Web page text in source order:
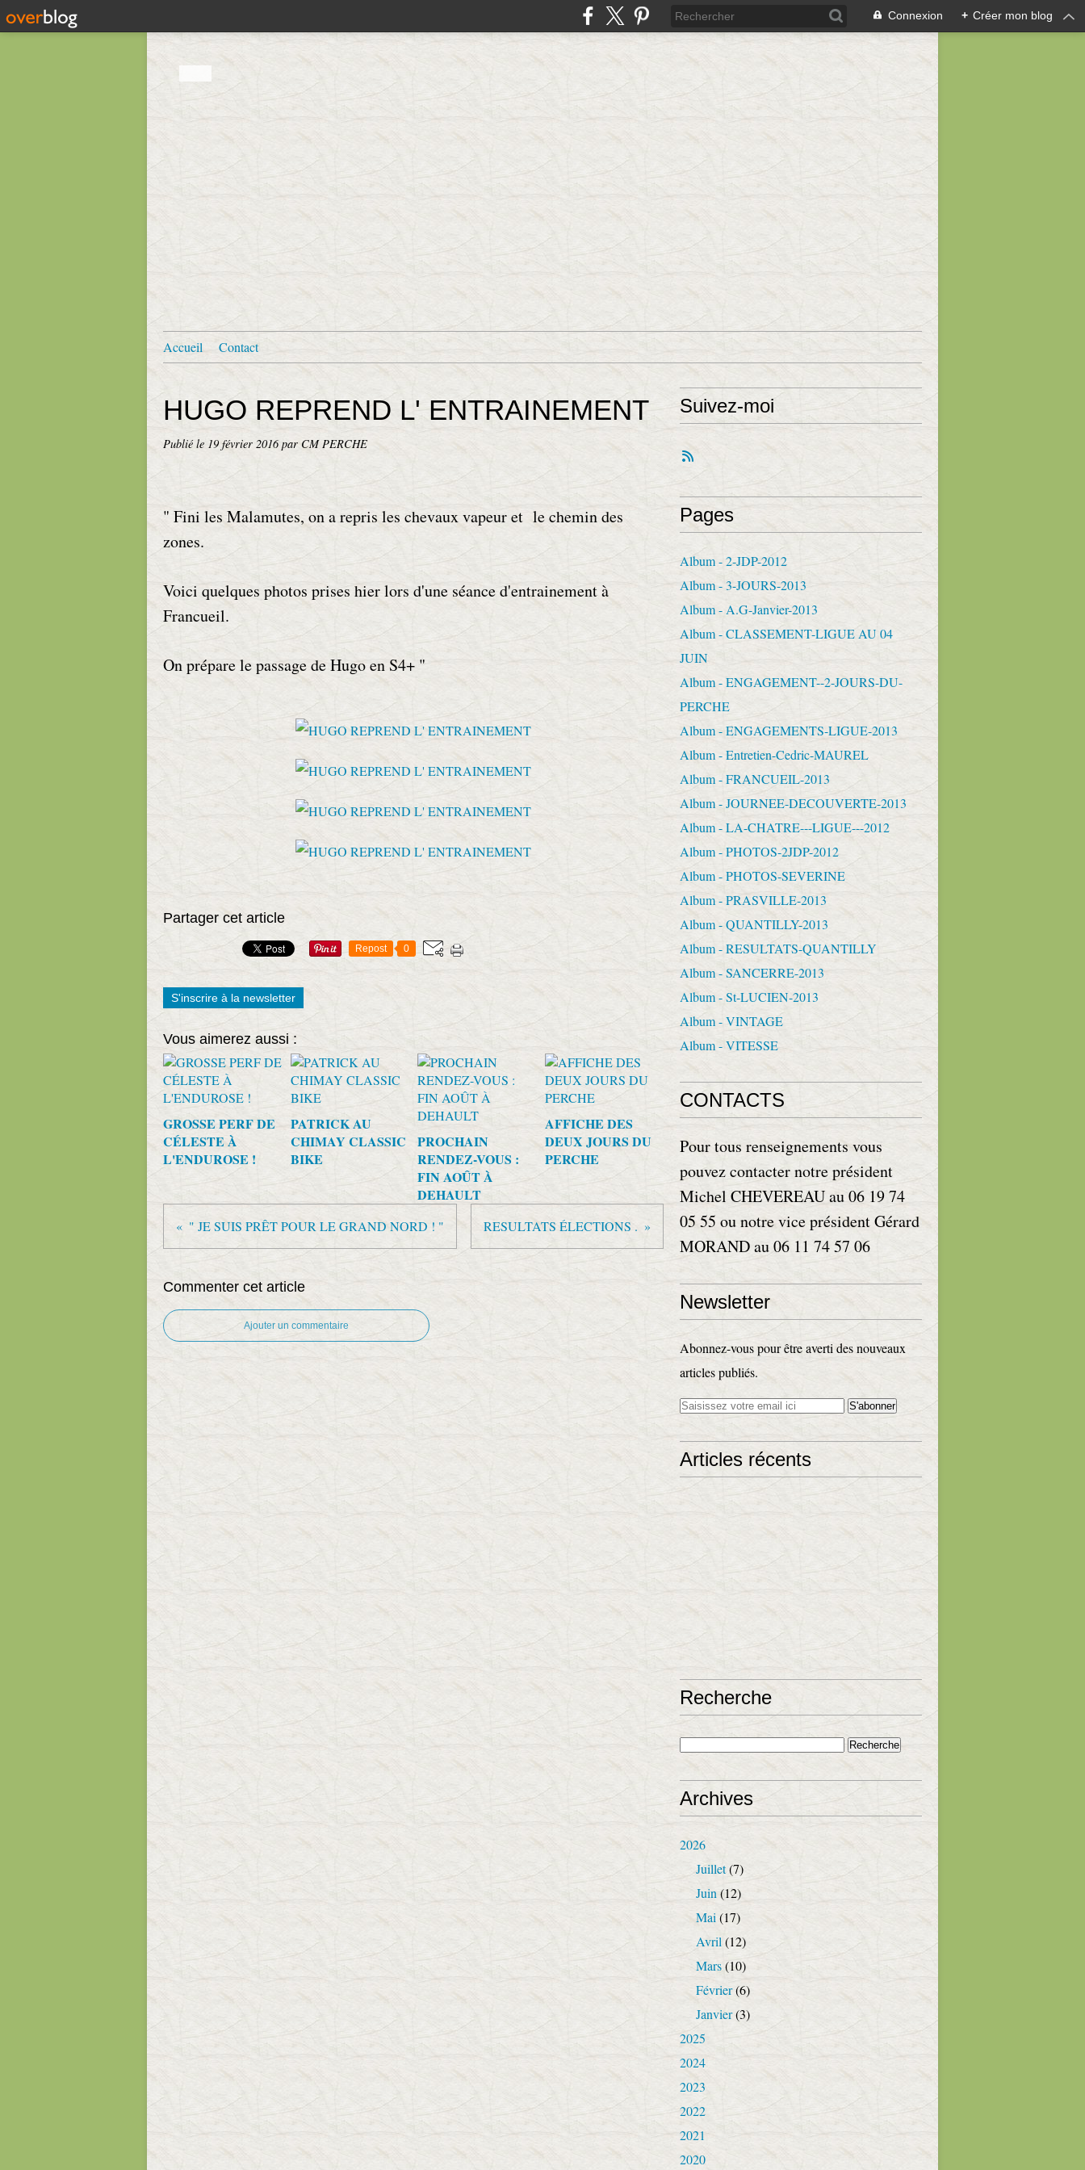
Connexion + Créer mon blog
Accueil Contact
HUGO REPREND L' ENTRAINEMENT
Publié le 19 février 2016par CM PERCHE
" Fini les Malamutes, on a repris les chevaux vapeur et le chemin des
zones.
Voici quelques photos prises hier lors d'une séance d'entrainement à
Francueil.
On prépare le passage de Hugo en S4+ "
Partager cet article
Repost 0
S'inscrire à la newsletter
Vous aimerez aussi :
GROSSE PERF DE
CÉLESTE À
L'ENDUROSE !
PATRICK AU
CHIMAY CLASSIC
BIKE
PROCHAIN
RENDEZ-VOUS :
FIN AOÛT À
DEHAULT
AFFICHE DES
DEUX JOURS DU
PERCHE
" JE SUIS PRÊT POUR LE GRAND NORD ! " RESULTATS ÉLECTIONS .
Commenter cet article
Ajouter un commentaire
Suivez-moi
Pages
Album - 2-JDP-2012
Album - 3-JOURS-2013
Album - A.G-Janvier-2013
Album - CLASSEMENT-LIGUE AU 04
JUIN
Album - ENGAGEMENT--2-JOURS-DU-
PERCHE
Album - ENGAGEMENTS-LIGUE-2013
Album - Entretien-Cedric-MAUREL
Album - FRANCUEIL-2013
Album - JOURNEE-DECOUVERTE-2013
Album - LA-CHATRE---LIGUE---2012
Album - PHOTOS-2JDP-2012
Album - PHOTOS-SEVERINE
Album - PRASVILLE-2013
Album - QUANTILLY-2013
Album - RESULTATS-QUANTILLY
Album - SANCERRE-2013
Album - St-LUCIEN-2013
Album - VINTAGE
Album - VITESSE
CONTACTS
Pour tous renseignements vous
pouvez contacter notre président
Michel CHEVEREAU au 06 19 74
05 55 ou notre vice président Gérard
MORAND au 06 11 74 57 06
Newsletter
Abonnez-vous pour être averti des nouveaux
articles publiés.
Articles récents
Recherche
Archives
2026
Juillet(7)
Juin (12)
Mai (17)
Avril (12)
Mars(10)
Février(6)
Janvier(3)
2025
2024
2023
2022
2021
2020